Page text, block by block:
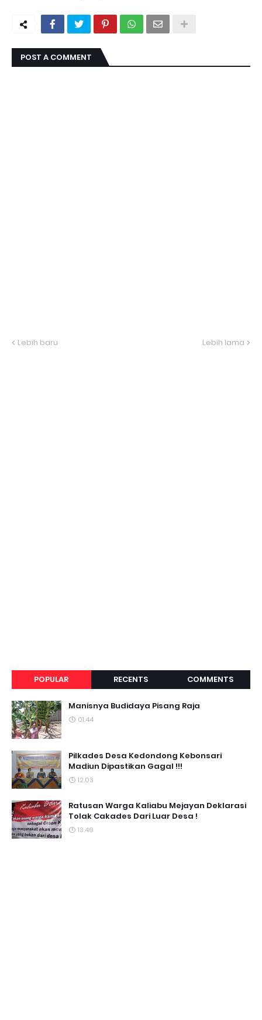
POST A COMMENT
Lebih baru Lebih lama
POPULAR RECENTS COMMENTS
Manisnya Budidaya Pisang Raja
01.44
Pilkades Desa Kedondong Kebonsari
Madiun Dipastikan Gagal !!!
12.03
Ratusan Warga Kaliabu Mejayan Deklarasi
Tolak Cakades Dari Luar Desa !
13.49